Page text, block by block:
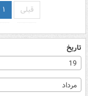
قبلی ۱
تاریخ
19
مرداد